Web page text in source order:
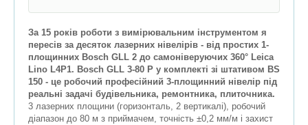
За 15 років роботи з вимірювальним інструментом я
пересів за десяток лазерних нівелірів - від простих 1-
площинних Bosch GLL 2 до самоніверуючих 360° Leica
Lino L4P1. Bosch GLL 3-80 P у комплекті зі штативом BS
150 - це робочий професійний 3-площинний нівелір під
реальні задачі будівельника, ремонтника, плиточника.
3 лазерних площини (горизонталь, 2 вертикалі), робочий
діапазон до 80 м з приймачем, точність ±0,2 мм/м і захист